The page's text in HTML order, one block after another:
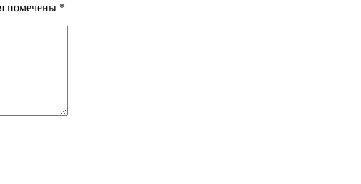
помечены *